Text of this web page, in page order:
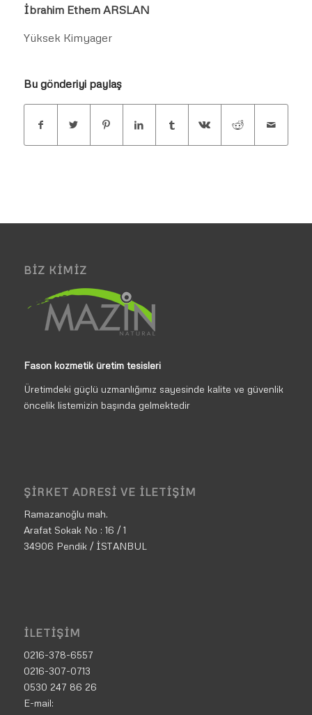
İbrahim Ethem ARSLAN
Yüksek Kimyager
Bu gönderiyi paylaş
BIZ KIMIZ
Fason kozmetik üretim tesisleri
Üretimdeki güçlü uzmanlığımız sayesinde kalite ve güvenlik
öncelik listemizin başında gelmektedir
ŞIRKET ADRESI VE İLETIŞIM
Ramazanoğlu mah.
Arafat Sokak No : 16 / 1
34906 Pendik / İSTANBUL
İLETIŞIM
0216-378-6557
0216-307-0713
0530 247 86 26
E-mail: